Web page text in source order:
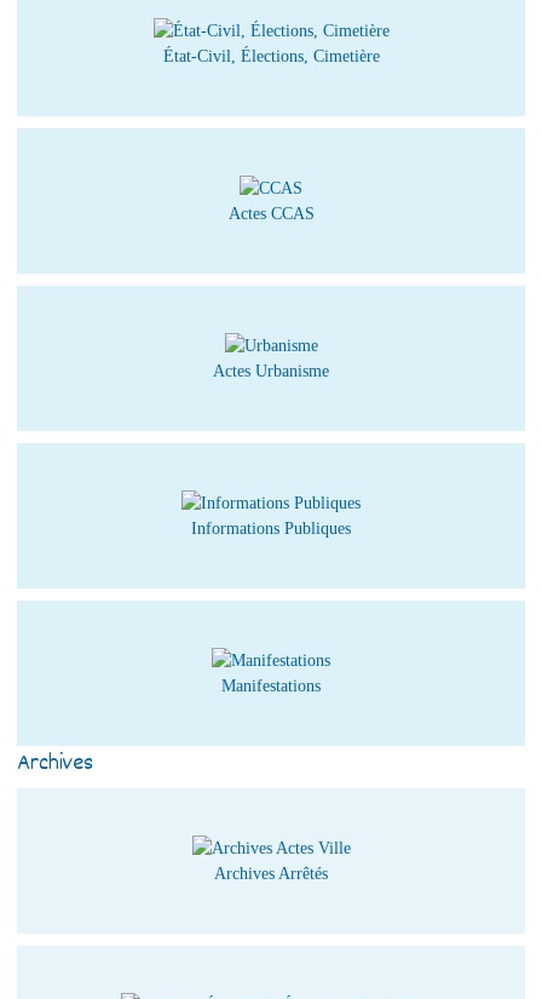
État-Civil, Élections, Cimetière
Actes CCAS
Actes Urbanisme
Informations Publiques
Manifestations
Archives
Archives Arrêtés